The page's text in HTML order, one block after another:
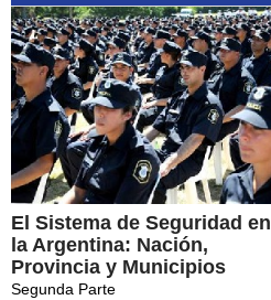
El Sistema de Seguridad en
la Argentina: Nación,
Provincia y Municipios
Segunda Parte